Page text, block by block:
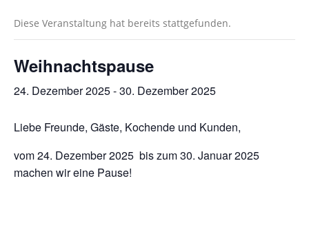
Diese Veranstaltung hat bereits stattgefunden.
Weihnachtspause
24. Dezember 2025-30. Dezember 2025
Liebe Freunde, Gäste, Kochende und Kunden,
vom 24. Dezember 2025 bis zum 30. Januar 2025
machen wir eine Pause!